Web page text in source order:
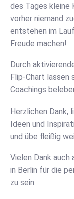
des Tages kleine
vorher niemand
entstehen im
Freude machen!
Durch
Flip-Chart lassen
Coachings
Herzlichen Dank,
Ideen und
und übe fleißig
Vielen Dank
in Berlin für die
zu sein.